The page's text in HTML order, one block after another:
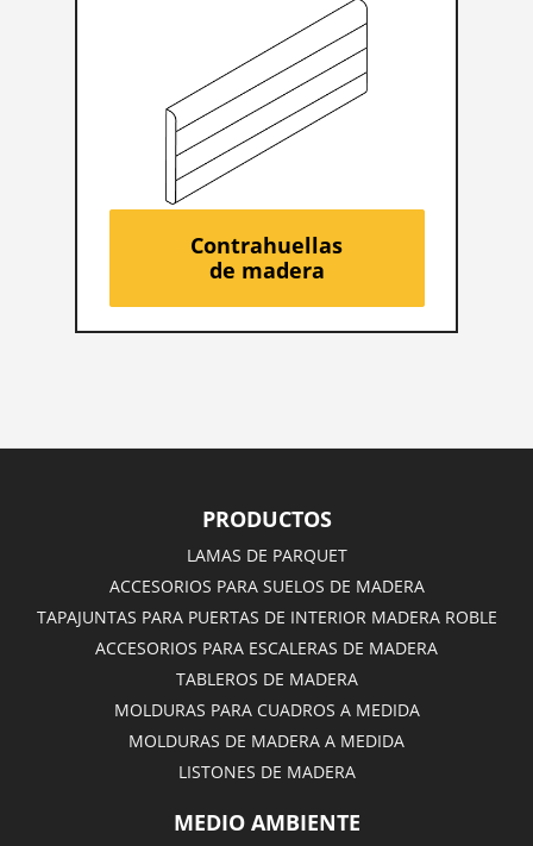
Contrahuellas
de madera
PRODUCTOS
LAMAS DE PARQUET
ACCESORIOS PARA SUELOS DE MADERA
TAPAJUNTAS PARA PUERTAS DE INTERIOR MADERA ROBLE
ACCESORIOS PARA ESCALERAS DE MADERA
TABLEROS DE MADERA
MOLDURAS PARA CUADROS A MEDIDA
MOLDURAS DE MADERA A MEDIDA
LISTONES DE MADERA
MEDIO AMBIENTE